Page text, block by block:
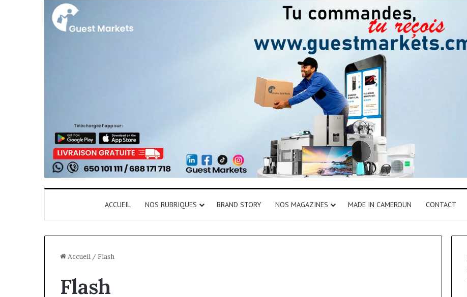
ACCUEIL NOS RUBRIQUES BRAND STORY NOS MAGAZINES MADE IN CAMEROUN CONTACT
Accueil / Flash
Flash